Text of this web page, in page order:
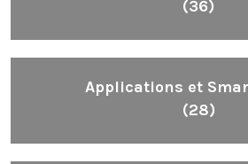
(36)
Applications et
(28)